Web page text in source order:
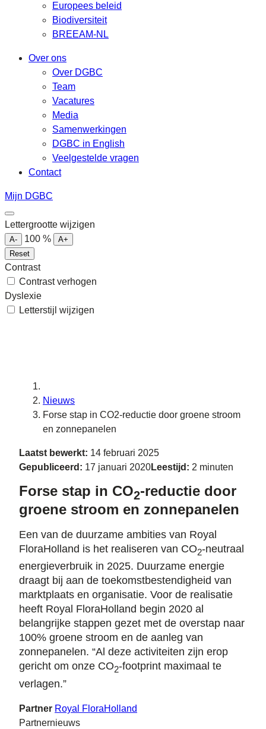
Europees beleid
Biodiversiteit
BREEAM-NL
Over ons
Over DGBC
Team
Vacatures
Media
Samenwerkingen
DGBC in English
Veelgestelde vragen
Contact
Mijn DGBC
Lettergrootte wijzigen
A- 100 %
A+
Reset
Contrast
Contrast verhogen
Dyslexie
Letterstijl wijzigen
Nieuws
Forse stap in CO2-reductie door groene stroom
en zonnepanelen
Laatst bewerkt: 14 februari 2025
Gepubliceerd: 17 januari 2020Leestijd: 2 minuten
Forse stap in CO2-reductie door
groene stroom en zonnepanelen
Een van de duurzame ambities van Royal
FloraHolland is het realiseren van CO2-neutraal
energieverbruik in 2025. Duurzame energie
draagt bij aan de toekomstbestendigheid van
marktplaats en organisatie. Voor de realisatie
heeft Royal FloraHolland begin 2020 al
belangrijke stappen gezet met de overstap naar
100% groene stroom en de aanleg van
zonnepanelen. “Al deze activiteiten zijn erop
gericht om onze CO2-footprint maximaal te
verlagen.”
Partner Royal FloraHolland
Partnernieuws